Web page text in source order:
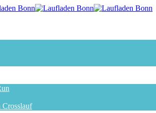
Crosslauf